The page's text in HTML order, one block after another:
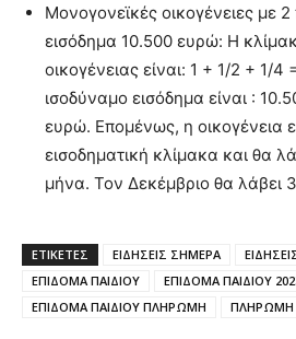
Μονογονεϊκές οικογένειες με 2
εισόδημα 10.500 ευρώ: Η
οικογένειας είναι: 1 + 1/2 + 1/
ισοδύναμο εισόδημα είναι :
ευρώ. Επομένως, η οικογένεια
εισοδηματική κλίμακα και θα
μήνα. Τον Δεκέμβριο θα λάβει
ΕΤΙΚΈΤΕΣ ΕΙΔΗΣΕΙΣ ΣΗΜΕΡΑ
ΕΠΙΔΟΜΑ ΠΑΙΔΙΟΥ
ΕΠΙΔΟΜΑ ΠΑΙΔΙΟΥ
ΕΠΙΔΟΜΑ ΠΑΙΔΙΟΥ ΠΛΗΡΩΜΗ
ΠΛΗΡΩΜΗ